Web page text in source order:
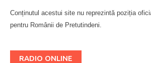
Conținutul acestui site nu reprezintă poziția
pentru Românii de Pretutindeni.
RADIO ONLINE